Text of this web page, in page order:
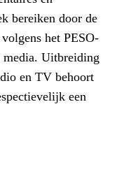
bereiken door de
het PESO-
media. Uitbreiding
en TV behoort
een